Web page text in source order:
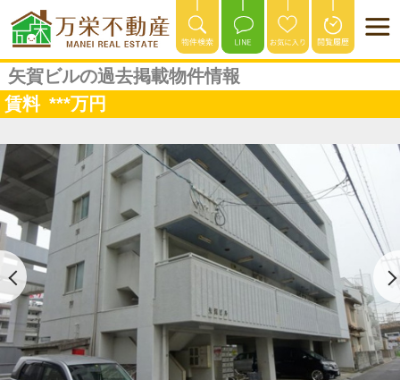
矢賀ビルの過去掲載物件情報
賃料 ***万円